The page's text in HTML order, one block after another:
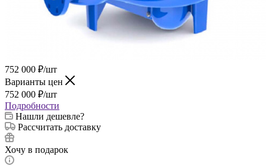
752 000 ₽/шт
Варианты цен
752 000 ₽/шт
Подробности
Нашли дешевле?
Рассчитать доставку
Хочу в подарок